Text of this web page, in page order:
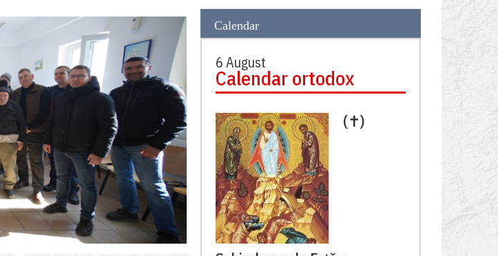
Calendar
6 August
Calendar ortodox
(✝)